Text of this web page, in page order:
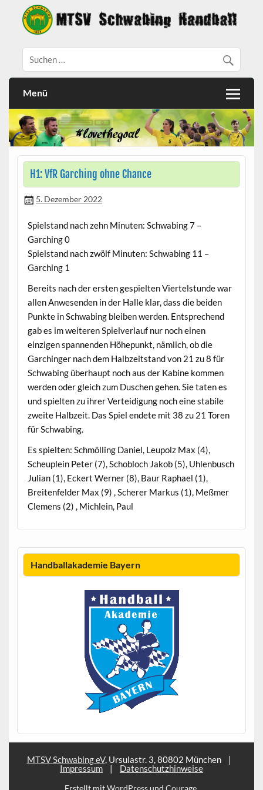
Menü
H1: VfR Garching ohne Chance
5. Dezember 2022
Spielstand nach zehn Minuten: Schwabing 7 –
Garching 0
Spielstand nach zwölf Minuten: Schwabing 11 –
Garching 1
Bereits nach der ersten gespielten Viertelstunde war
allen Anwesenden in der Halle klar, dass die beiden
Punkte in Schwabing bleiben werden. Entsprechend
gab es im weiteren Spielverlauf nur noch einen
einzigen spannenden Höhepunkt, nämlich, ob die
Garchinger nach dem Halbzeitstand von 21 zu 8 für
Schwabing überhaupt noch aus der Kabine kommen
werden oder gleich zum Duschen gehen. Sie taten es
und spielten zu ihrer Verteidigung noch eine stabile
zweite Halbzeit. Das Spiel endete mit 38 zu 21 Toren
für Schwabing.
Es spielten: Schmölling Daniel, Leupolz Max (4),
Scheuplein Peter (7), Schobloch Jakob (5), Uhlenbusch
Julian (1), Eckert Werner (8), Baur Raphael (1),
Breitenfelder Max (9) , Scherer Markus (1), Meßmer
Clemens (2) , Michlein, Paul
Handballakademie Bayern
MTSV Schwabing eV, Ursulastr. 3, 80802 München|
Impressum | Datenschutzhinweise